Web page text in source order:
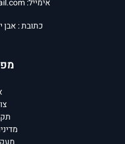
אימייל:
כתובת : אבן ישראל